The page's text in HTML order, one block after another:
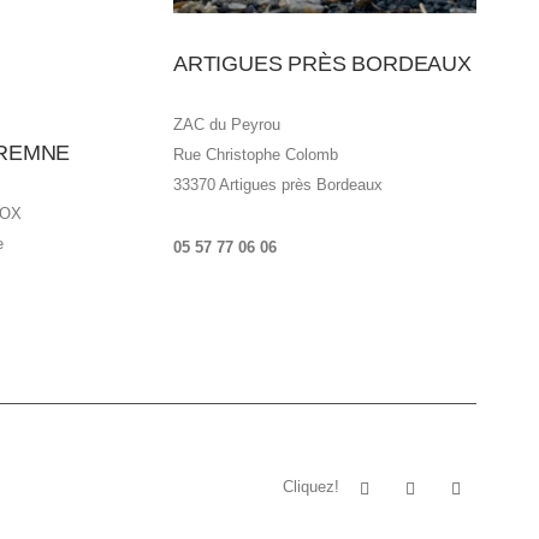
ARTIGUES PRÈS BORDEAUX
ZAC du Peyrou
Rue Christophe Colomb
33370 Artigues près Bordeaux
05 57 77 06 06
Cliquez!